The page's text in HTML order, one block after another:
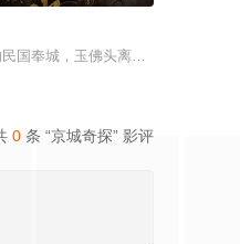
苏（胡歌 饰），建立江左盟，以“
心、勇敢面对困难的爱情故事。
的“夏令营”完成复仇的受害者；
国奉城，玉佛头离奇失窃，戏班主
0 条 “京城奇探” 影评